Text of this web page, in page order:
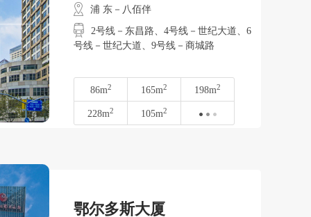
浦 东－八佰伴
2号线－东昌路、4号线－世纪大道、6
号线－世纪大道、9号线－商城路
86m2 165m2 198m2
228m2 105m2
鄂尔多斯大厦